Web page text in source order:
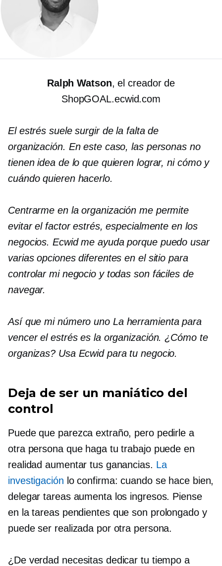
Ralph Watson, el creador de
ShopGOAL.ecwid.com
El estrés suele surgir de la falta de
organización. En este caso, las personas no
tienen idea de lo que quieren lograr, ni cómo y
cuándo quieren hacerlo.
Centrarme en la organización me permite
evitar el factor estrés, especialmente en los
negocios. Ecwid me ayuda porque puedo usar
varias opciones diferentes en el sitio para
controlar mi negocio y todas son fáciles de
navegar.
Así que mi número unoLa herramienta para
vencer el estrés es la organización. ¿Cómo te
organizas? Usa Ecwid para tu negocio.
Deja de ser un maniático del
control
Puede que parezca extraño, pero pedirle a
otra persona que haga tu trabajo puede en
realidad aumentar tus ganancias. La
investigación lo confirma: cuando se hace bien,
delegar tareas aumenta los ingresos. Piense
en latareas pendientes que son prolongadoy
puede ser realizada por otra persona.
¿De verdad necesitas dedicar tu tiempo a